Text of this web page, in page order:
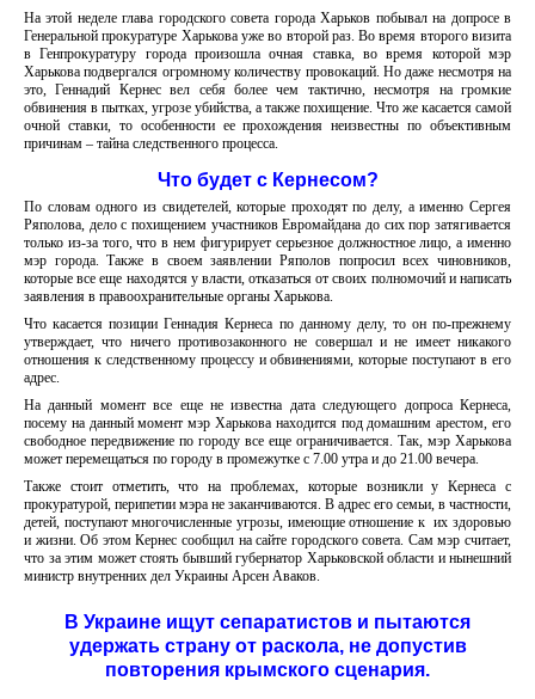
На этой неделе глава городского совета города Харьков побывал на допросе в
Генеральной прокуратуре Харькова уже во второй раз. Во время второго визита
в Генпрокуратуру города произошла очная ставка, во время которой мэр
Харькова подвергался огромному количеству провокаций. Но даже несмотря на
это, Геннадий Кернес вел себя более чем тактично, несмотря на громкие
обвинения в пытках, угрозе убийства, а также похищение. Что же касается самой
очной ставки, то особенности ее прохождения неизвестны по объективным
причинам – тайна следственного процесса.
Что будет с Кернесом?
По словам одного из свидетелей, которые проходят по делу, а именно Сергея
Ряполова, дело с похищением участников Евромайдана до сих пор затягивается
только из-за того, что в нем фигурирует серьезное должностное лицо, а именно
мэр города. Также в своем заявлении Ряполов попросил всех чиновников,
которые все еще находятся у власти, отказаться от своих полномочий и написать
заявления в правоохранительные органы Харькова.
Что касается позиции Геннадия Кернеса по данному делу, то он по-прежнему
утверждает, что ничего противозаконного не совершал и не имеет никакого
отношения к следственному процессу и обвинениями, которые поступают в его
адрес.
На данный момент все еще не известна дата следующего допроса Кернеса,
посему на данный момент мэр Харькова находится под домашним арестом, его
свободное передвижение по городу все еще ограничивается. Так, мэр Харькова
может перемещаться по городу в промежутке с 7.00 утра и до 21.00 вечера.
Также стоит отметить, что на проблемах, которые возникли у Кернеса с
прокуратурой, перипетии мэра не заканчиваются. В адрес его семьи, в частности,
детей, поступают многочисленные угрозы, имеющие отношение к их здоровью
и жизни. Об этом Кернес сообщил на сайте городского совета. Сам мэр считает,
что за этим может стоять бывший губернатор Харьковской области и нынешний
министр внутренних дел Украины Арсен Аваков.
В Украине ищут сепаратистов и пытаются
удержать страну от раскола, не допустив
повторения крымского сценария.